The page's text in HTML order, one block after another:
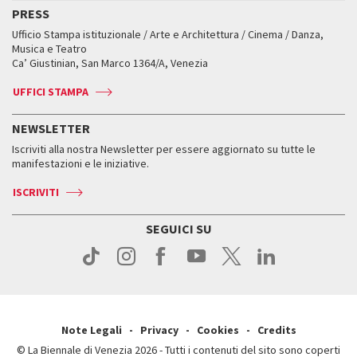
FAQ
Servizi al pubblico
Come raggiungerci
Press
Edizioni passate
Orari e sedi
Accrediti
Come raggiungerci
Orari e sedi
Biglietti
Accrediti
Come raggiungerci
Contatti
Press
Accrediti
Servizi al pubblico
Come raggiungerci
Press
Workshop di critica teatrale
Leone d’oro alla carriera
Leone d’argento
Edizioni passate
Orari e sedi
Biglietti
Servizi al pubblico
Come raggiungerci
Contatti
Mostre Virtuali
Fondi e Collezioni
Biennale College ASAC
ASAC DATI
Storia
Orari e sedi
PRESS
Ufficio Stampa istituzionale / Arte e Architettura / Cinema / Danza,
Musica e Teatro
Ca’ Giustinian, San Marco 1364/A, Venezia
UFFICI STAMPA
NEWSLETTER
Iscriviti alla nostra Newsletter per essere aggiornato su tutte le
manifestazioni e le iniziative.
ISCRIVITI
SEGUICI SU
Note Legali Privacy Cookies
Credits
© La Biennale di Venezia 2026 - Tutti i contenuti del sito sono coperti